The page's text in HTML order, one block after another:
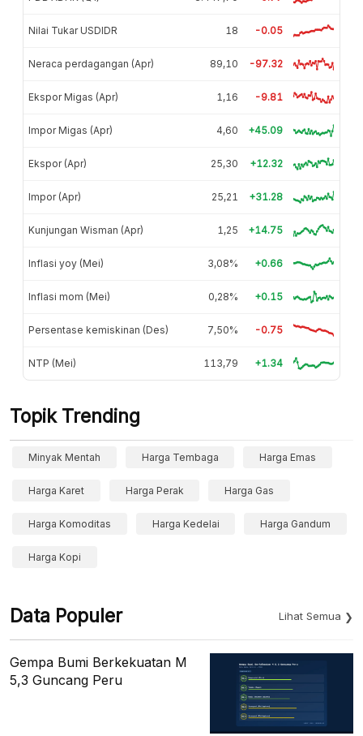
Nilai Tukar USDIDR 18 -0.05
Neraca perdagangan (Apr) 89,10 -97.32
Ekspor Migas (Apr) 1,16 -9.81
Impor Migas (Apr) 4,60 +45.09
Ekspor (Apr) 25,30 +12.32
Impor (Apr) 25,21 +31.28
Kunjungan Wisman (Apr) 1,25 +14.75
Inflasi yoy (Mei) 3,08% +0.66
Inflasi mom (Mei) 0,28% +0.15
Persentase kemiskinan (Des) 7,50% -0.75
NTP (Mei) 113,79 +1.34
Topik Trending
Minyak Mentah Harga Tembaga Harga Emas
Harga Karet Harga Perak Harga Gas
Harga Komoditas Harga Kedelai Harga Gandum
Harga Kopi
Data Populer Lihat Semua
Gempa Bumi Berkekuatan M
5,3 Guncang Peru